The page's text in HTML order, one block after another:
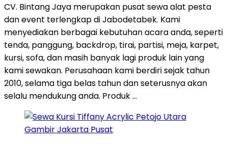
CV. Bintang Jaya merupakan pusat sewa alat pesta
dan event terlengkap di Jabodetabek. Kami
menyediakan berbagai kebutuhan acara anda, seperti
tenda, panggung, backdrop, tirai, partisi, meja, karpet,
kursi, sofa, dan masih banyak lagi produk lain yang
kami sewakan. Perusahaan kami berdiri sejak tahun
2010, selama tiga belas tahun dan seterusnya akan
selalu mendukung anda. Produk …